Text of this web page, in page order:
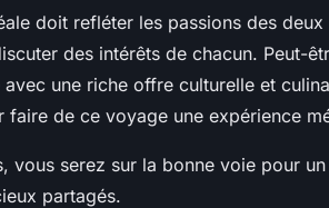
doit refléter les passions des
des intérêts de chacun. Peut-
une riche offre culturelle et
faire de ce voyage une expérience
vous serez sur la bonne voie pour
partagés.